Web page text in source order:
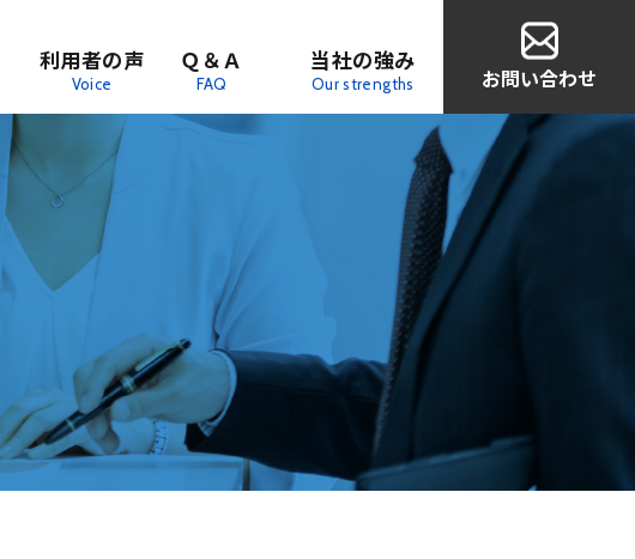
利用者の声
Voice
Ｑ＆Ａ
FAQ
当社の強み
Our strengths お問い合わせ